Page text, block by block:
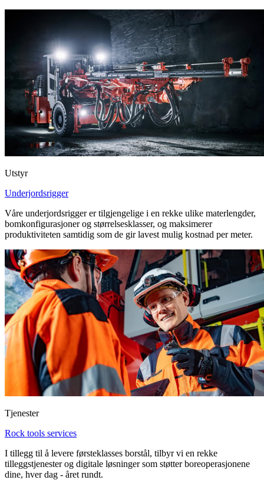
Utstyr
Underjordsrigger
Våre underjordsrigger er tilgjengelige i en rekke ulike materlengder,
bomkonfigurasjoner og størrelsesklasser, og maksimerer
produktiviteten samtidig som de gir lavest mulig kostnad per meter.
Tjenester
Rock tools services
I tillegg til å levere førsteklasses borstål, tilbyr vi en rekke
tilleggstjenester og digitale løsninger som støtter boreoperasjonene
dine, hver dag - året rundt.